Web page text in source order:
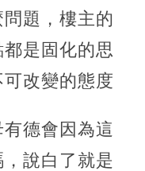
題，樓主的
是固化的思
改變的態度
德會因為這
說白了就是